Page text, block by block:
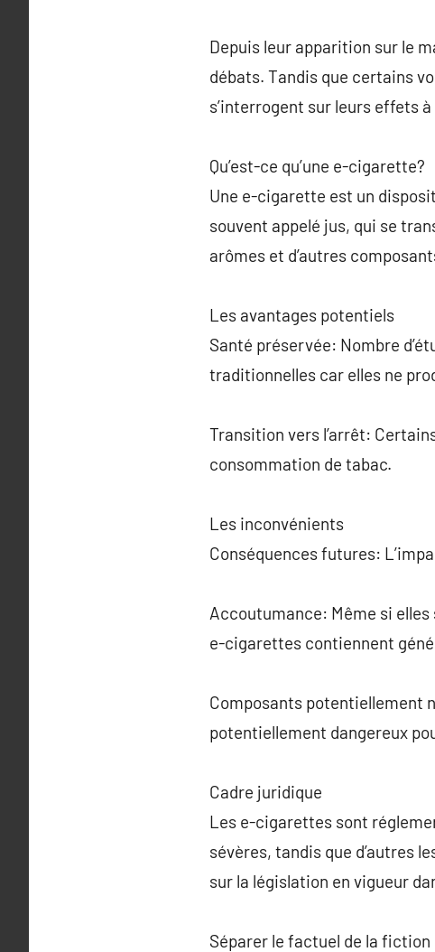
Depuis leur apparition sur le
débats. Tandis que certains
s’interrogent sur leurs effets
Qu’est-ce qu’une e-cigarette?
Une e-cigarette est un
souvent appelé jus, qui se
arômes et d’autres
Les avantages potentiels
Santé préservée: Nombre
traditionnelles car elles ne
Transition vers l’arrêt:
consommation de tabac.
Les inconvénients
Conséquences futures:
Accoutumance: Même si
e-cigarettes contiennent
Composants potentiellement
potentiellement dangereux
Cadre juridique
Les e-cigarettes sont
sévères, tandis que d’autres
sur la législation en vigueur
Séparer le factuel de la fiction